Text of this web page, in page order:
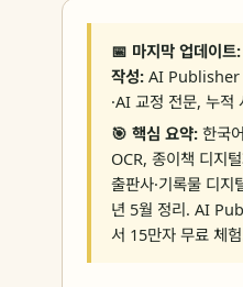
📅 마지막 업데이트:
작성: AI Publisher
·AI 교정 전문, 누
🎯 핵심 요약: 한국
OCR, 종이책 디지
출판사·기록물 디
년 5월 정리. AI
서 15만자 무료 체